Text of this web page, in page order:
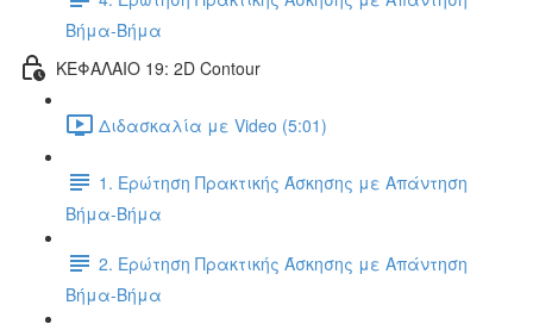
Βήμα-Βήμα
ΚΕΦΑΛΑΙΟ 19: 2D Contour
Διδασκαλία με Video (5:01)
1. Ερώτηση Πρακτικής Άσκησης με Απάντηση
Βήμα-Βήμα
2. Ερώτηση Πρακτικής Άσκησης με Απάντηση
Βήμα-Βήμα